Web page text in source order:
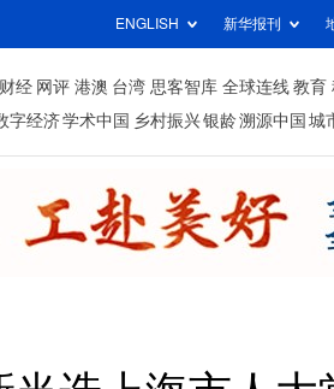
ENGLISH 新华报刊
财经 网评 港澳 台湾 思客智库 全球连线 教育
字经济学术中国 乡村振兴银龄溯源中国 城